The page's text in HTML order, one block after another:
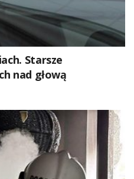
Starsze
nad głową